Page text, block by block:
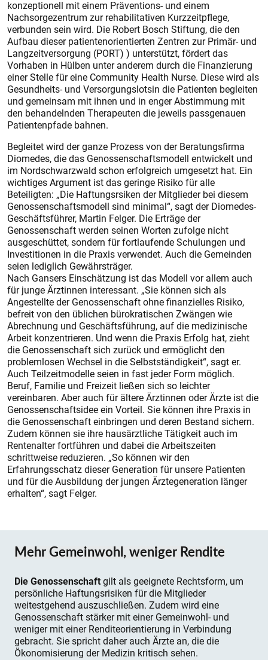
konzeptionell mit einem Präventions- und einem
Nachsorgezentrum zur rehabilitativen Kurzzeitpflege,
verbunden sein wird. Die Robert Bosch Stiftung, die den
Aufbau dieser patientenorientierten Zentren zur Primär- und
Langzeitversorgung (PORT) ) unterstützt, fördert das
Vorhaben in Hülben unter anderem durch die Finanzierung
einer Stelle für eine Community Health Nurse. Diese wird als
Gesundheits- und Versorgungslotsin die Patienten begleiten
und gemeinsam mit ihnen und in enger Abstimmung mit
den behandelnden Therapeuten die jeweils passgenauen
Patientenpfade bahnen.
Begleitet wird der ganze Prozess von der Beratungsfirma
Diomedes, die das Genossenschaftsmodell entwickelt und
im Nordschwarzwald schon erfolgreich umgesetzt hat. Ein
wichtiges Argument ist das geringe Risiko für alle
Beteiligten: „Die Haftungsrsiken der Mitglieder bei diesem
Genossenschaftsmodell sind minimal“, sagt der Diomedes-
Geschäftsführer, Martin Felger. Die Erträge der
Genossenschaft werden seinen Worten zufolge nicht
ausgeschüttet, sondern für fortlaufende Schulungen und
Investitionen in die Praxis verwendet. Auch die Gemeinden
seien lediglich Gewährsträger.
Nach Gansers Einschätzung ist das Modell vor allem auch
für junge Ärztinnen interessant. „Sie können sich als
Angestellte der Genossenschaft ohne finanzielles Risiko,
befreit von den üblichen bürokratischen Zwängen wie
Abrechnung und Geschäftsführung, auf die medizinische
Arbeit konzentrieren. Und wenn die Praxis Erfolg hat, zieht
die Genossenschaft sich zurück und ermöglicht den
problemlosen Wechsel in die Selbstständigkeit“, sagt er.
Auch Teilzeitmodelle seien in fast jeder Form möglich.
Beruf, Familie und Freizeit ließen sich so leichter
vereinbaren. Aber auch für ältere Ärztinnen oder Ärzte ist die
Genossenschaftsidee ein Vorteil. Sie können ihre Praxis in
die Genossenschaft einbringen und deren Bestand sichern.
Zudem können sie ihre hausärztliche Tätigkeit auch im
Rentenalter fortführen und dabei die Arbeitszeiten
schrittweise reduzieren. „So können wir den
Erfahrungsschatz dieser Generation für unsere Patienten
und für die Ausbildung der jungen Ärztegeneration länger
erhalten“, sagt Felger.
Mehr Gemeinwohl, weniger Rendite
Die Genossenschaftgilt als geeignete Rechtsform, um
persönliche Haftungsrisiken für die Mitglieder
weitestgehend auszuschließen. Zudem wird eine
Genossenschaft stärker mit einer Gemeinwohl- und
weniger mit einer Renditeorientierung in Verbindung
gebracht. Sie spricht daher auch Ärzte an, die die
Ökonomisierung der Medizin kritisch sehen.